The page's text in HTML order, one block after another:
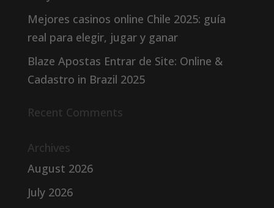
Mejores casinos online Chile 2025: guía
real para elegir, jugar y ganar
Blaze Apostas Entrar de Site: Online &
Cadastro in Brazil 2025
Recent Comments
Archives
August 2026
July 2026